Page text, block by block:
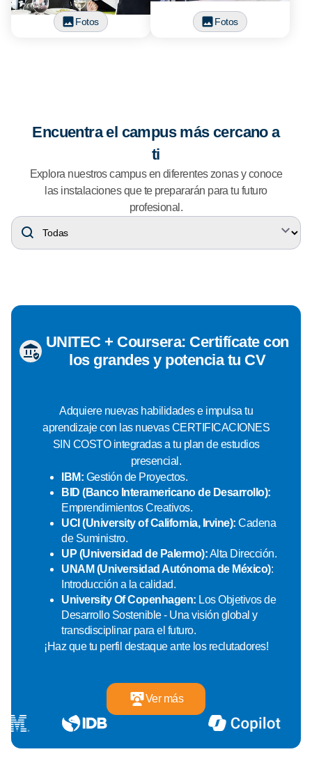
Fotos Fotos
Encuentra el campus más cercano a
ti
Explora nuestros campus en diferentes zonas y conoce
las instalaciones que te prepararán para tu futuro
profesional.
UNITEC + Coursera: Certifícate con
los grandes y potencia tu CV
Adquiere nuevas habilidades e impulsa tu
aprendizaje con las nuevas CERTIFICACIONES
SIN COSTO integradas a tu plan de estudios
presencial.
IBM: Gestión de Proyectos.
BID (Banco Interamericano de Desarrollo):
Emprendimientos Creativos.
UCI (University of California, Irvine): Cadena
de Suministro.
UP (Universidad de Palermo):Alta Dirección.
UNAM (Universidad Autónoma de México):
Introducción a la calidad.
University Of Copenhagen: Los Objetivos de
Desarrollo Sostenible - Una visión global y
transdisciplinar para el futuro.
¡Haz que tu perfil destaque ante los reclutadores!
Ver más